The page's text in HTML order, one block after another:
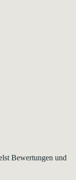
Bewertungen und